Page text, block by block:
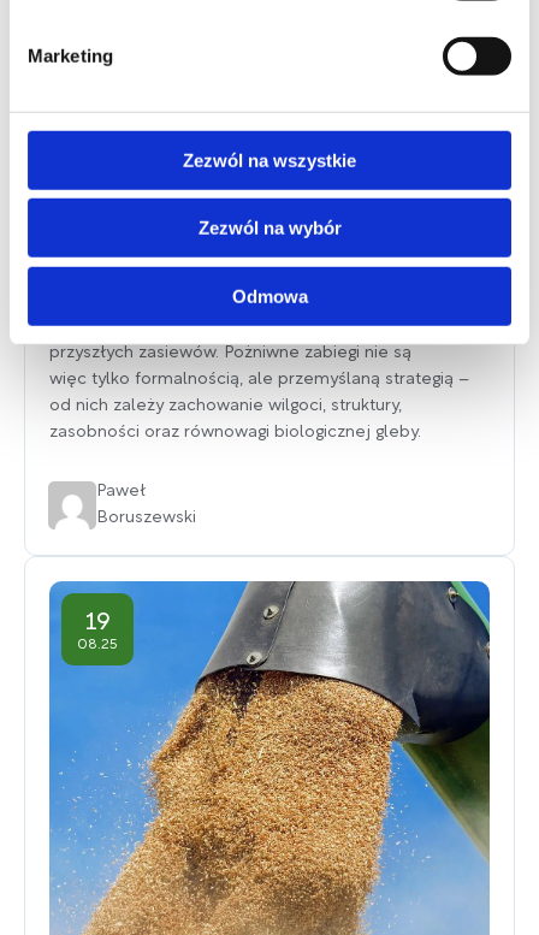
Marketing
Zezwól na wszystkie
Zezwól na wybór
Odmowa
Uprawa pożniwna – jak zadbać o glebę,
sezonie?
Czas żniw kończy się wraz z ostatnim zebranym
po zebraniu plonów, w dużej mierze zdecyduje
o kondycji gleby w kolejnym sezonie i efektywności
przyszłych zasiewów. Pożniwne zabiegi nie są
więc tylko formalnością, ale przemyślaną strategią –
od nich zależy zachowanie wilgoci, struktury,
zasobności oraz równowagi biologicznej gleby.
Paweł
Boruszewski
19
08.25